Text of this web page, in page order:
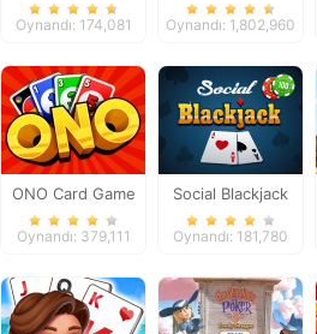
Tour
Oynandı: 174,081
Dimensions
Oynandı: 1,802,960
ONO Card Game
Oynandı: 379,111
Social Blackjack
Oynandı: 181,780